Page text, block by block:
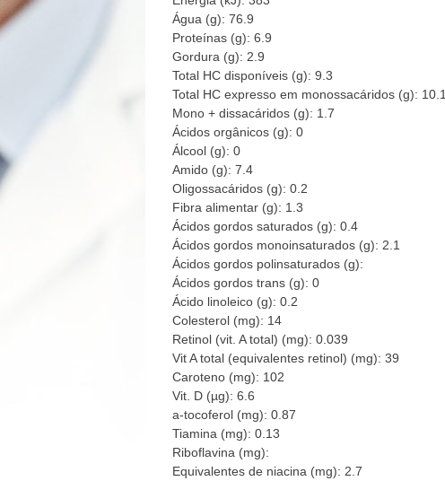
Água (g): 76.9
Proteínas (g): 6.9
Gordura (g): 2.9
Total HC disponíveis (g): 9.3
Total HC expresso em monossacáridos (g): 10.1
Mono + dissacáridos (g): 1.7
Ácidos orgânicos (g): 0
Álcool (g): 0
Amido (g): 7.4
Oligossacáridos (g): 0.2
Fibra alimentar (g): 1.3
Ácidos gordos saturados (g): 0.4
Ácidos gordos monoinsaturados (g): 2.1
Ácidos gordos polinsaturados (g):
Ácidos gordos trans (g): 0
Ácido linoleico (g): 0.2
Colesterol (mg): 14
Retinol (vit. A total) (mg): 0.039
Vit A total (equivalentes retinol) (mg): 39
Caroteno (mg): 102
Vit. D (µg): 6.6
a-tocoferol (mg): 0.87
Tiamina (mg): 0.13
Riboflavina (mg):
Equivalentes de niacina (mg): 2.7